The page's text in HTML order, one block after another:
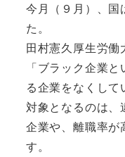
今月（９月）、国
た。
田村憲久厚生労働
「ブラック企業
る企業をなくして
対象となるのは
企業や、離職率
す。